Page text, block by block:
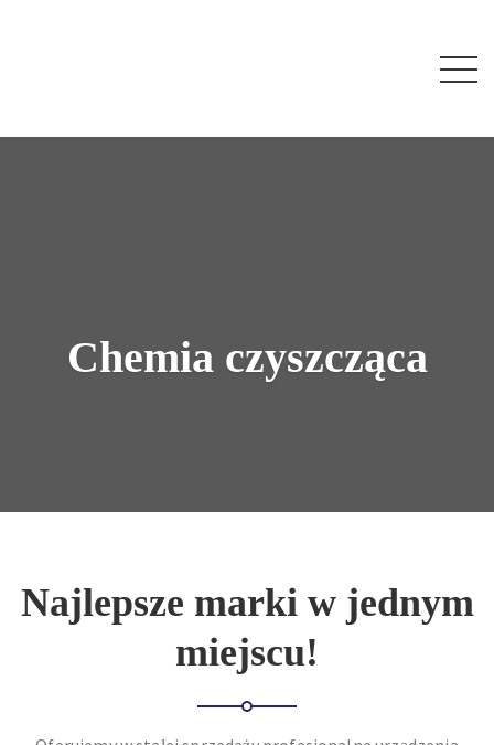
Chemia czyszcząca
Najlepsze marki w jednym
miejscu!